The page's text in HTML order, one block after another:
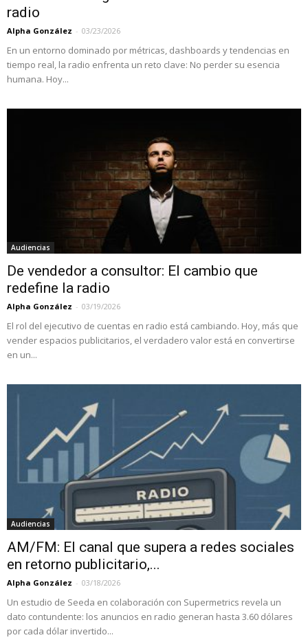
radio
Alpha González - 03/23/2026
En un entorno dominado por métricas, dashboards y tendencias en
tiempo real, la radio enfrenta un reto clave: No perder su esencia
humana. Hoy...
Audiencias
De vendedor a consultor: El cambio que
redefine la radio
Alpha González - 03/19/2026
El rol del ejecutivo de cuentas en radio está cambiando. Hoy, más que
vender espacios publicitarios, el verdadero valor está en convertirse
en un...
Audiencias
AM/FM: El canal que supera a redes sociales
en retorno publicitario,...
Alpha González - 03/18/2026
Un estudio de Seeda en colaboración con Supermetrics revela un
dato contundente: los anuncios en radio generan hasta 3.60 dólares
por cada dólar invertido...